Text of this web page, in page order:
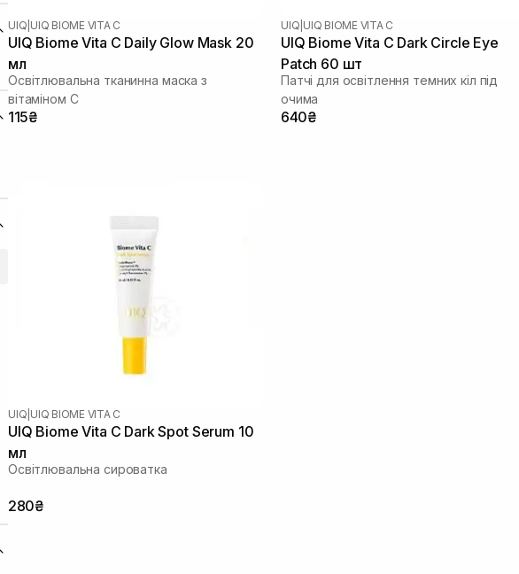
UIQ UIQ BIOME VITA C
UIQ Biome Vita C Daily Glow Mask 20
мл
Освітлювальна тканинна маска з
вітаміном C
115₴
UIQ UIQ BIOME VITA C
UIQ Biome Vita C Dark Circle Eye
Patch 60 шт
Патчі для освітлення темних кіл під
очима
640₴
UIQ UIQ BIOME VITA C
UIQ Biome Vita C Dark Spot Serum 10
мл
Освітлювальна сироватка
280₴